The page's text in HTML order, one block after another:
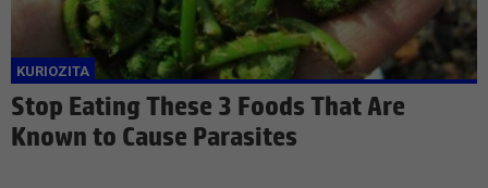
Stop Eating These 3 Foods That Are
Known to Cause Parasites